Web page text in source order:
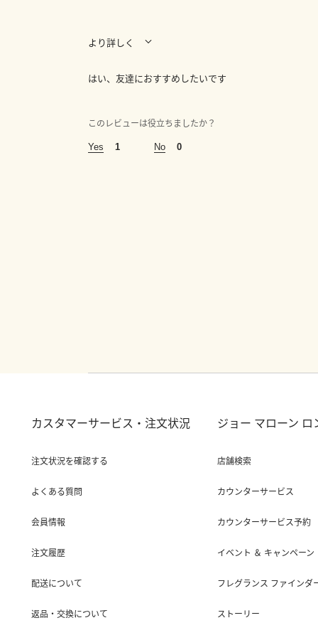
より詳しく
25～34歳
はい、友達におすすめしたいです
このレビューは役立ちましたか？
1 0
カスタマーサービス・注文状況
注文状況を確認する
よくある質問
会員情報
注文履歴
配送について
返品・交換について
ジョー マローン ロ
店舗検索
カウンターサービス
カウンターサービス予約
イベント ＆ キャンペーン
フレグランス ファインダ
ストーリー